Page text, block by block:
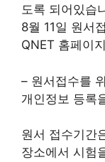
도록 되어있습
8월 11일 원서
QNET 홈페이
– 원서접수를
개인정보 등록
원서 접수기간
장소에서 시험